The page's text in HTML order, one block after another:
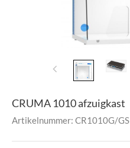
CRUMA 1010 afzuigkast
Artikelnummer: CR1010G/GS